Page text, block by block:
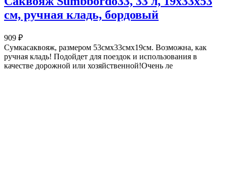
см, ручная кладь, бордовый
909 ₽
Сумкасаквояж, размером 53смх33смх19см. Возможна, как
ручная кладь! Подойдет для поездок и использования в
качестве дорожной или хозяйственной!Очень ле